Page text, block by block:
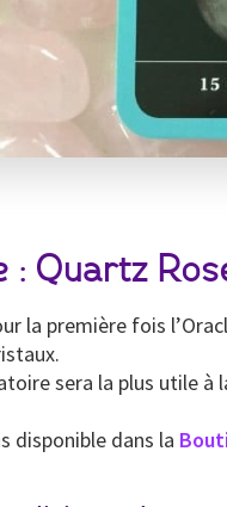
: Quartz
la première fois
sera la plus
disponible dans la